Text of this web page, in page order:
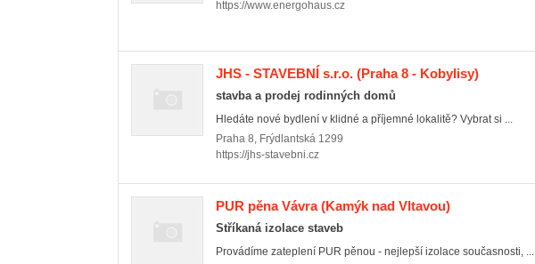
https://www.energohaus.cz
JHS - STAVEBNÍ s.r.o. (Praha 8 - Kobylisy)
stavba a prodej rodinných domů
Hledáte nové bydlení v klidné a příjemné lokalitě? Vybrat si ...
Praha 8, Frýdlantská 1299
https://jhs-stavebni.cz
PUR pěna Vávra(Kamýk nad Vltavou)
Stříkaná izolace staveb
Provádíme zateplení PUR pěnou - nejlepší izolace současnosti, ...